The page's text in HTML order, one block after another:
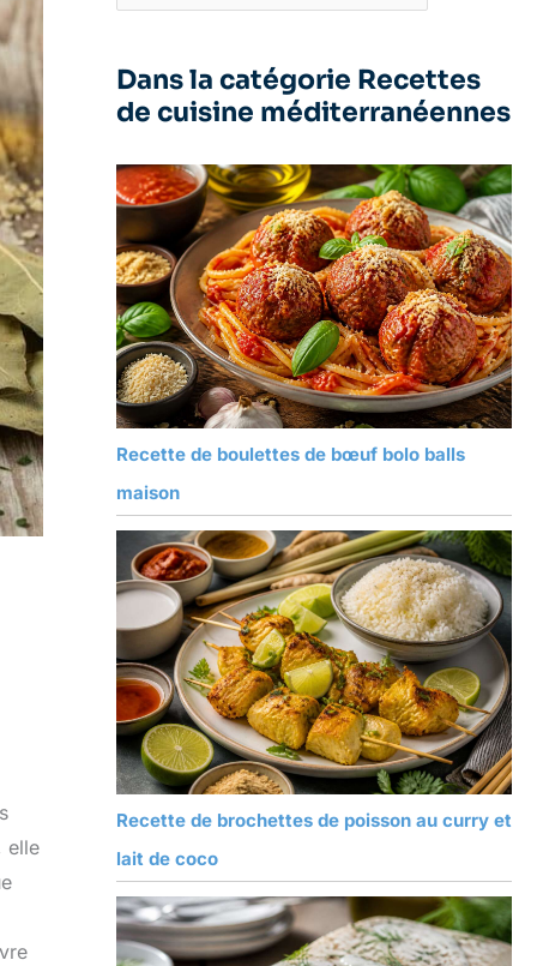
elle
Dans la catégorie Recettes
de cuisine méditerranéennes
Recette de boulettes de bœuf bolo balls
maison
Recette de brochettes de poisson au curry et
lait de coco